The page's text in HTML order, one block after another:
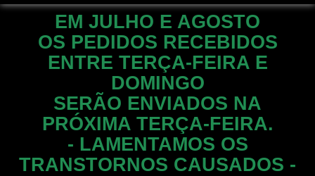
EM JULHO E AGOSTO
OS PEDIDOS RECEBIDOS
ENTRE TERÇA-FEIRA E
DOMINGO
SERÃO ENVIADOS NA
PRÓXIMA TERÇA-FEIRA.
- LAMENTAMOS OS
TRANSTORNOS CAUSADOS -